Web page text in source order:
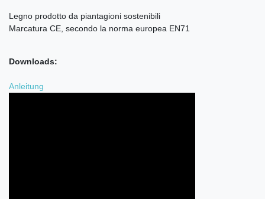
Legno prodotto da piantagioni sostenibili
Marcatura CE, secondo la norma europea EN71
Downloads:
Anleitung